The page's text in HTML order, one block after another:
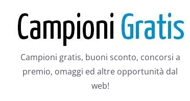
Campioni gratis, buoni sconto, concorsi a
premio, omaggi ed altre opportunità dal
web!